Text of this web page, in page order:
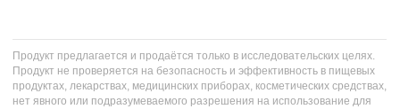
Продукт предлагается и продаётся только в исследовательских целях.
Продукт не проверяется на безопасность и эффективность в пищевых
продуктах, лекарствах, медицинских приборах, косметических средствах,
нет явного или подразумеваемого разрешения на использование для